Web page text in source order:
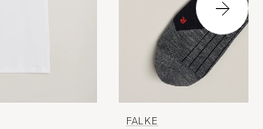
FALKE